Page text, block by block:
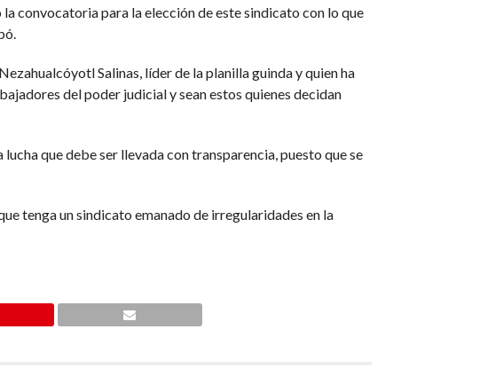
convocatoria para la elección de este sindicato con lo que
Salinas, líder de la planilla guinda y quien ha
del poder judicial y sean estos quienes decidan
que debe ser llevada con transparencia, puesto que se
tenga un sindicato emanado de irregularidades en la